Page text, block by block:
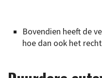
Bovendien heeft de
hoe dan ook het